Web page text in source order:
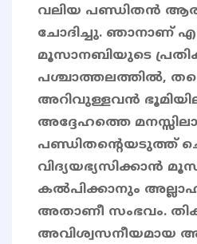
വലിയ പണ്ഡിതന്‍
ചോദിച്ചു. ഞാനാണ്
മൂസാനബിയുടെ
പശ്ചാത്തലത്തില്‍,
അറിവുള്ളവന്‍
അദ്ദേഹത്തെ
പണ്ഡിതന്റെയടുത്ത്
വിദ്യയഭ്യസിക്കാന്‍
കല്‍പിക്കാനും അല്ലാഹു
അതാണീ സംഭവം.
അവിശ്വസനീയമായ